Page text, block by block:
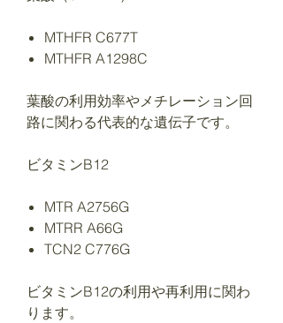
MTHFR C677T
MTHFR A1298C
葉酸の利用効率やメチレーション回
路に関わる代表的な遺伝子です。
ビタミンB12
MTR A2756G
MTRR A66G
TCN2 C776G
ビタミンB12の利用や再利用に関わ
ります。